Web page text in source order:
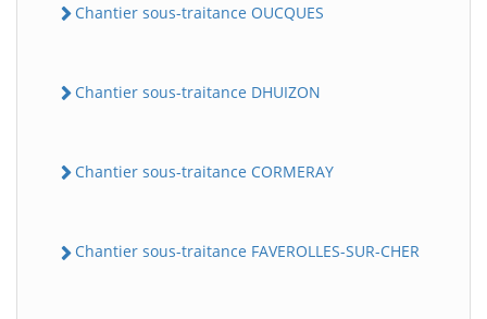
Chantier sous-traitance OUCQUES
Chantier sous-traitance DHUIZON
Chantier sous-traitance CORMERAY
Chantier sous-traitance FAVEROLLES-SUR-CHER